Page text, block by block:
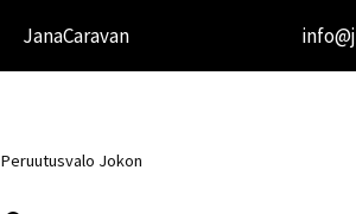
JanaCaravan
Peruutusvalo Jokon